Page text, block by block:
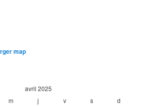
avril 2025
m j v s
d